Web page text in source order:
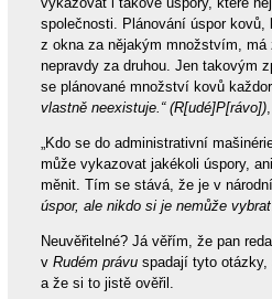
společnosti. Plánování úspor kovů,
z okna za nějakým množstvím, má
nepravdy za druhou. Jen takovým
se plánované množství kovů
vlastně neexistuje.“ (R[udé]P[rávo])
„Kdo se do administrativní
může vykazovat jakékoli úspory,
měnit. Tím se stává, že je v
úspor, ale nikdo si je nemůže vybrat
Neuvěřitelné? Já věřím, že pan
v Rudém právuspadají tyto otázky,
a že si to jistě ověřil.